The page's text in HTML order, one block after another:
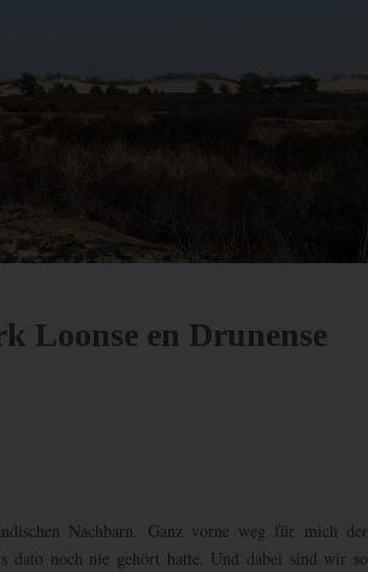
Loonse en Drunense
Nachbarn. Ganz vorne weg für mich der
dato noch nie gehört hatte. Und dabei sind wir so